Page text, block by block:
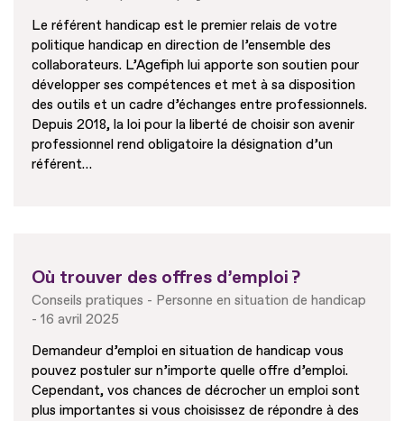
Le référent handicap est le premier relais de votre
politique handicap en direction de l’ensemble des
collaborateurs. L’Agefiph lui apporte son soutien pour
développer ses compétences et met à sa disposition
des outils et un cadre d’échanges entre professionnels.
Depuis 2018, la loi pour la liberté de choisir son avenir
professionnel rend obligatoire la désignation d’un
référent…
Où trouver des offres d’emploi ?
Conseils pratiques
Personne en situation de handicap
16 avril 2025
Demandeur d’emploi en situation de handicap vous
pouvez postuler sur n’importe quelle offre d’emploi.
Cependant, vos chances de décrocher un emploi sont
plus importantes si vous choisissez de répondre à des